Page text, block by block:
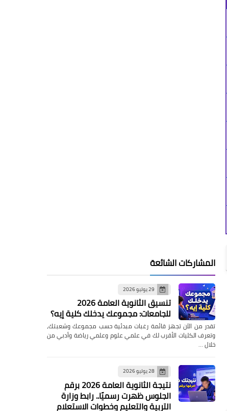
المشاركات الشائعة
29 يوليو 2026
تنسيق الثانوية العامة 2026
للجامعات: مجموعك يدخلك كلية إيه؟
تقدر من الآن تجهز قائمة رغبات مبدئية حسب مجموعك وشعبتك،
وتعرف الكليات الأقرب لك في علمي علوم وعلمي رياضة وأدبي من
خلال …
28 يوليو 2026
نتيجة الثانوية العامة 2026 برقم
الجلوس ظهرت رسميًا.. رابط وزارة
التربية والتعليم وخطوات الاستعلام